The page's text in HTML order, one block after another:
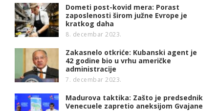
Dometi post-kovid mera: Porast
zaposlenosti širom južne Evrope je
kratkog daha
8. decembar 2023.
Zakasnelo otkriće: Kubanski agent je
42 godine bio u vrhu američke
administracije
7. decembar 2023.
Madurova taktika: Zašto je predsednik
Venecuele zapretio aneksijom Gvajane